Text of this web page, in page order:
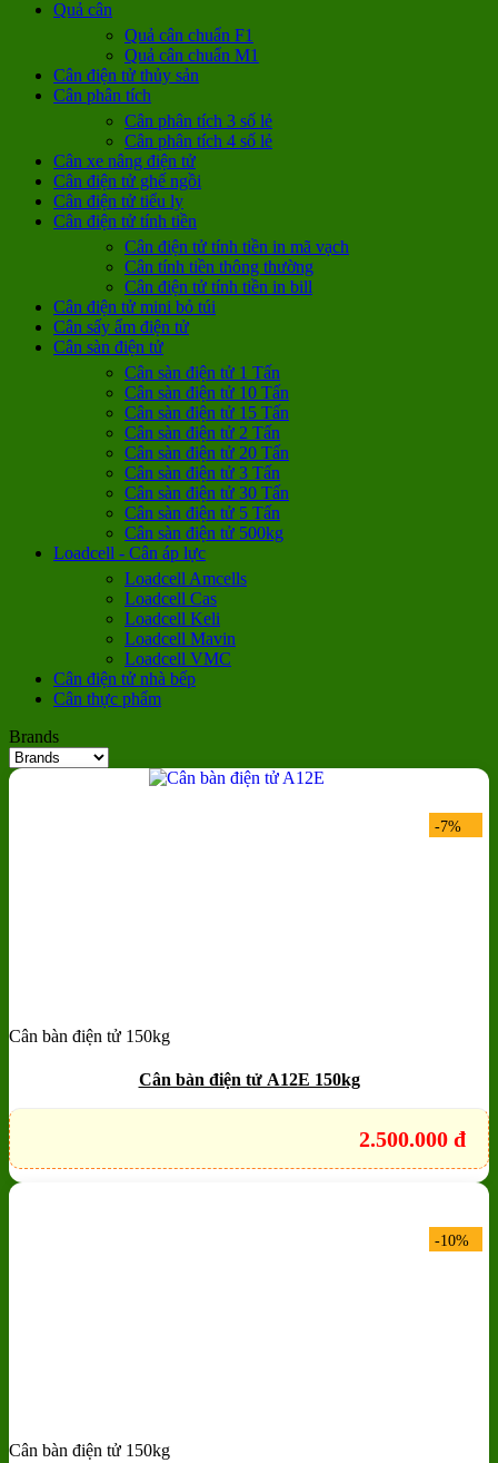
Quả cân
Quả cân chuẩn F1
Quả cân chuẩn M1
Cân điện tử thủy sản
Cân phân tích
Cân phân tích 3 số lẻ
Cân phân tích 4 số lẻ
Cân xe nâng điện tử
Cân điện tử ghế ngồi
Cân điện tử tiểu ly
Cân điện tử tính tiền
Cân điện tử tính tiền in mã vạch
Cân tính tiền thông thường
Cân điện tử tính tiền in bill
Cân điện tử mini bỏ túi
Cân sấy ẩm điện tử
Cân sàn điện tử
Cân sàn điện tử 1 Tấn
Cân sàn điện tử 10 Tấn
Cân sàn điện tử 15 Tấn
Cân sàn điện tử 2 Tấn
Cân sàn điện tử 20 Tấn
Cân sàn điện tử 3 Tấn
Cân sàn điện tử 30 Tấn
Cân sàn điện tử 5 Tấn
Cân sàn điện tử 500kg
Loadcell - Cân áp lực
Loadcell Amcells
Loadcell Cas
Loadcell Keli
Loadcell Mavin
Loadcell VMC
Cân điện tử nhà bếp
Cân thực phẩm
Brands
-7%
Add to wishlist
Cân bàn điện tử 150kg
Cân bàn điện tử A12E 150kg
2.500.000 đ
-10%
Add to wishlist
Cân bàn điện tử 150kg